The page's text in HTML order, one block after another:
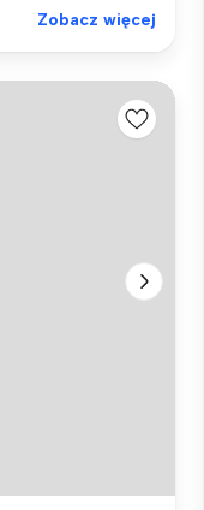
Zobacz więcej